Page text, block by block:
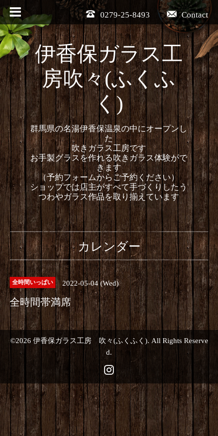
Contact
0279-25-8493
伊香保ガラス工
房吹々(ふくふ
く)
群馬県の名湯伊香保温泉の中にオープンし
た
吹きガラス工房です
お手製グラスを作れる吹きガラス体験がで
きます
（予約フォームからご予約ください）
ショップでは店主がすべて手づくりしたう
つわやガラス作品を取り揃えています
カレンダー
全時間いっぱい 2022-05-04 (Wed)
全時間帯満席
©2026 伊香保ガラス工房 吹々(ふくふく). All Rights Reserve
d.